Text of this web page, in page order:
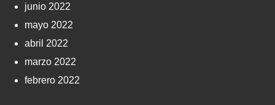
junio 2022
mayo 2022
abril 2022
marzo 2022
febrero 2022